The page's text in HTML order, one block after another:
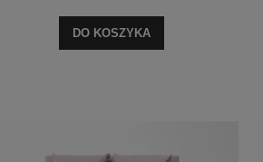
DO KOSZYKA